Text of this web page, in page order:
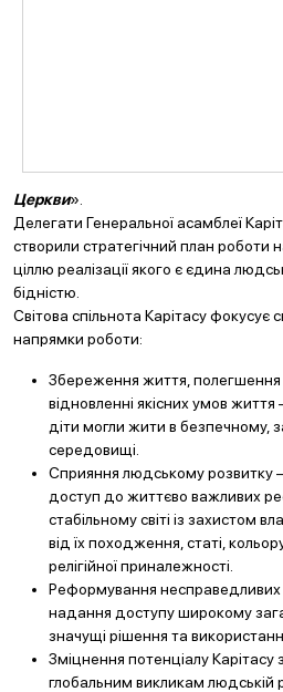
Церкви».
Делегати Генеральної асамблеї
створили стратегічний план роботи
ціллю реалізації якого є єдина
бідністю.
Світова спільнота Карітасу фокусує
напрямки роботи:
Збереження життя,
відновленні якісних умов життя
діти могли жити в безпечному,
середовищі.
Сприяння людському розвитку
доступ до життєво важливих
стабільному світі із захистом
від їх походження, статі,
релігійної приналежності.
Реформування несправедливих
надання доступу широкому
значущі рішення та
Зміцнення потенціалу Карітасу
глобальним викликам людській